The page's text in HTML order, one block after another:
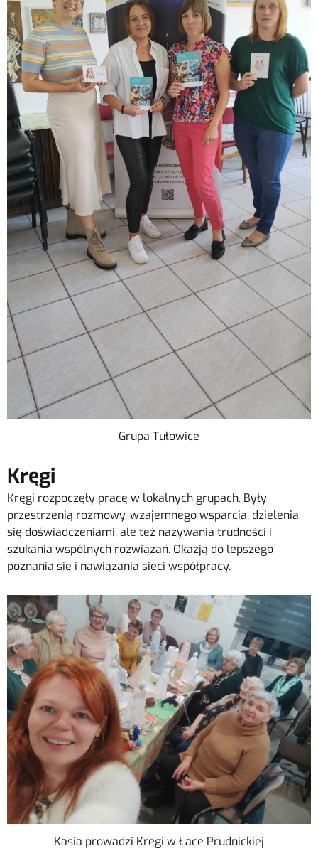
Grupa Tułowice
Kręgi
Kręgi rozpoczęły pracę w lokalnych grupach. Były
przestrzenią rozmowy, wzajemnego wsparcia, dzielenia
się doświadczeniami, ale też nazywania trudności i
szukania wspólnych rozwiązań. Okazją do lepszego
poznania się i nawiązania sieci współpracy.
Kasia prowadzi Kręgi w Łące Prudnickiej